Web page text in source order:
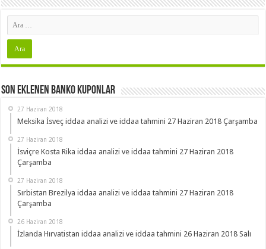
Son Eklenen Banko Kuponlar
27 Haziran 2018
Meksika İsveç iddaa analizi ve iddaa tahmini 27 Haziran 2018 Çarşamba
27 Haziran 2018
İsviçre Kosta Rika iddaa analizi ve iddaa tahmini 27 Haziran 2018
Çarşamba
27 Haziran 2018
Sırbistan Brezilya iddaa analizi ve iddaa tahmini 27 Haziran 2018
Çarşamba
26 Haziran 2018
İzlanda Hırvatistan iddaa analizi ve iddaa tahmini 26 Haziran 2018 Salı